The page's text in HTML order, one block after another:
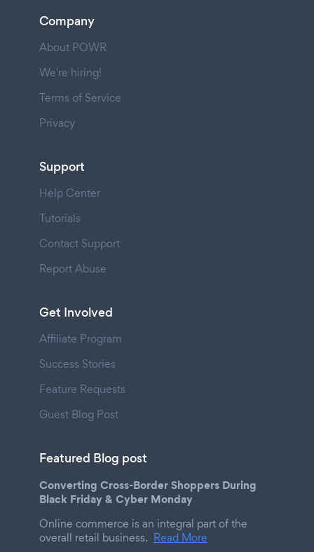
Company
About POWR
We're hiring!
Terms of Service
Privacy
Support
Help Center
Tutorials
Contact Support
Report Abuse
Get Involved
Affiliate Program
Success Stories
Feature Requests
Guest Blog Post
Featured Blog post
Converting Cross-Border Shoppers During
Black Friday & Cyber Monday
Online commerce is an integral part of the
overall retail business. Read More